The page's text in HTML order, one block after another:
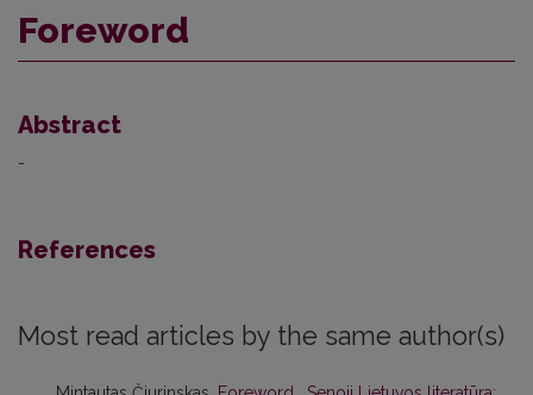
Foreword
Abstract
-
References
Most read articles by the same author(s)